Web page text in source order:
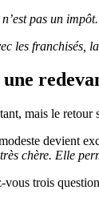
pas un
les franchisés,
mais le
devient
chère. Elle
trois